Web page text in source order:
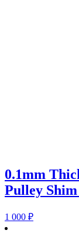
0.1mm
Pulley Shim
1 000 ₽